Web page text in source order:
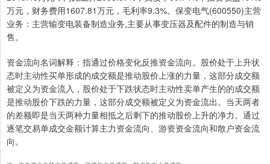
万元，财务费用1607.81万元，毛利率9.3%。保变电气(600550)主营
业务：主营输变电装备制造业务,主要从事变压器及配件的制造与销
售。
资金流向名词解释：指通过价格变化反推资金流向。股价处于上升状
态时主动性买单形成的成交额是推动股价上涨的力量，这部分成交额
被定义为资金流入，股价处于下跌状态时主动性卖单产生的的成交额
是推动股价下跌的力量，这部分成交额被定义为资金流出。当天两者
的差额即是当天两种力量相抵之后剩下的推动股价上升的净力。通过
逐笔交易单成交金额计算主力资金流向、游资资金流向和散户资金流
向。